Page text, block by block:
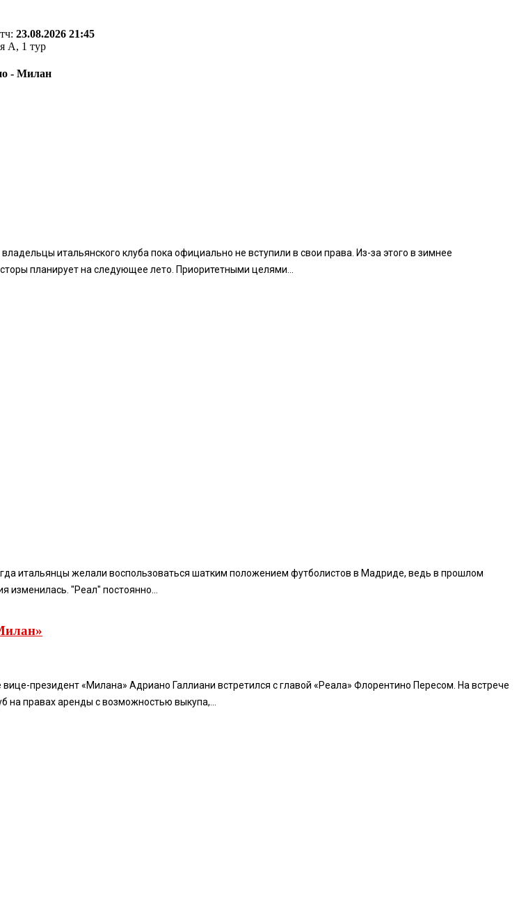
23.08.2026 21:45
А, 1 тур
- Милан
итальянского клуба пока официально не вступили в свои права. Из-за этого в зимнее
планирует на следующее лето. Приоритетными целями...
итальянцы желали воспользоваться шатким положением футболистов в Мадриде, ведь в прошлом
изменилась. "Реал" постоянно...
президент «Милана» Адриано Галлиани встретился с главой «Реала» Флорентино Пересом. На встрече
правах аренды с возможностью выкупа,...